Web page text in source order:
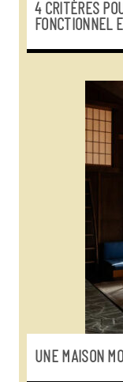
4 CRITÈRES
FONCTIONNEL
UNE MAISON